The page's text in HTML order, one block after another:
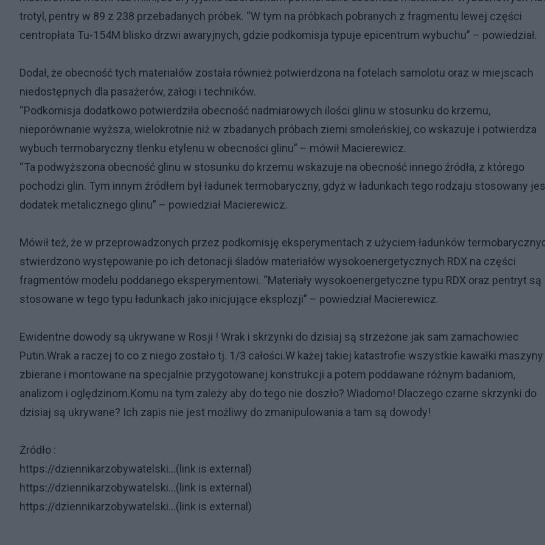
trotyl, pentry w 89 z 238 przebadanych próbek. “W tym na próbkach pobranych z fragmentu lewej części
centropłata Tu-154M blisko drzwi awaryjnych, gdzie podkomisja typuje epicentrum wybuchu” – powiedział.
Dodał, że obecność tych materiałów została również potwierdzona na fotelach samolotu oraz w miejscach
niedostępnych dla pasażerów, załogi i techników.
“Podkomisja dodatkowo potwierdziła obecność nadmiarowych ilości glinu w stosunku do krzemu,
nieporównanie wyższa, wielokrotnie niż w zbadanych próbach ziemi smoleńskiej, co wskazuje i potwierdza
wybuch termobaryczny tlenku etylenu w obecności glinu” – mówił Macierewicz.
“Ta podwyższona obecność glinu w stosunku do krzemu wskazuje na obecność innego źródła, z którego
pochodzi glin. Tym innym źródłem był ładunek termobaryczny, gdyż w ładunkach tego rodzaju stosowany
dodatek metalicznego glinu” – powiedział Macierewicz.
Mówił też, że w przeprowadzonych przez podkomisję eksperymentach z użyciem ładunków
stwierdzono występowanie po ich detonacji śladów materiałów wysokoenergetycznych RDX na części
fragmentów modelu poddanego eksperymentowi. “Materiały wysokoenergetyczne typu RDX oraz pentryt są
stosowane w tego typu ładunkach jako inicjujące eksplozji” – powiedział Macierewicz.
Ewidentne dowody są ukrywane w Rosji ! Wrak i skrzynki do dzisiaj są strzeżone jak sam zamachowiec
Putin.Wrak a raczej to co z niego zostało tj. 1/3 całości.W każej takiej katastrofie wszystkie kawałki
zbierane i montowane na specjalnie przygotowanej konstrukcji a potem poddawane różnym badaniom,
analizom i oględzinom.Komu na tym zależy aby do tego nie doszło? Wiadomo! Dlaczego czarne skrzynki do
dzisiaj są ukrywane? Ich zapis nie jest możliwy do zmanipulowania a tam są dowody!
Żródło :
https://dziennikarzobywatelski...(link is external)
https://dziennikarzobywatelski...(link is external)
https://dziennikarzobywatelski...(link is external)